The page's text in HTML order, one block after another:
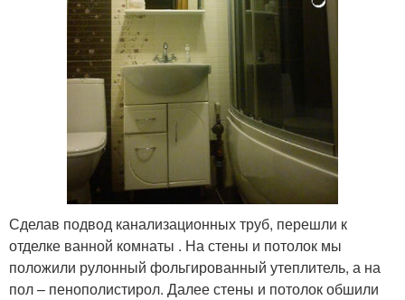
Сделав подвод канализационных труб, перешли к
отделке ванной комнаты . На стены и потолок мы
положили рулонный фольгированный утеплитель, а на
пол – пенополистирол. Далее стены и потолок обшили